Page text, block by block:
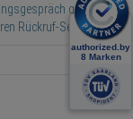
gekauft
Rückruf-Service.